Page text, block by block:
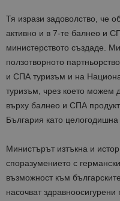
Тя изрази задоволство, че
активно и в 7-те балнео и
министерството създаде.
ползотворното
и СПА туризъм и на
туризъм, чрез което можем
върху балнео и СПА
България като
Министърът изтъкна и
споразумението с
възможност към българските
насочват